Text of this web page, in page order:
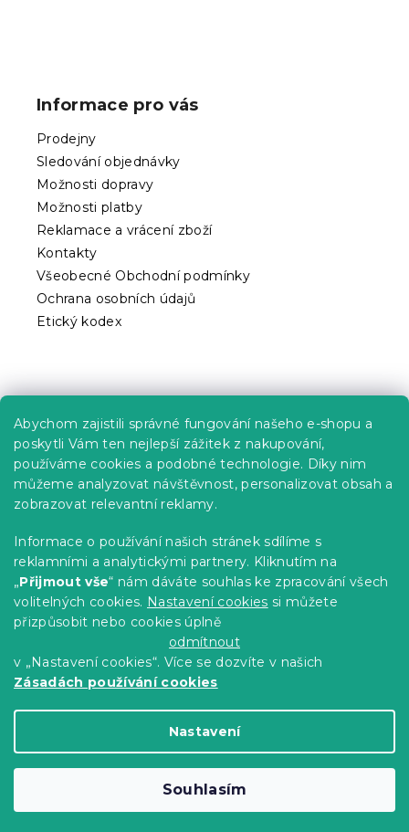
Abychom zajistili správné fungování našeho e-shopu a
poskytli Vám ten nejlepší zážitek z nakupování,
používáme cookies a podobné technologie. Díky nim
můžeme analyzovat návštěvnost, personalizovat obsah a
zobrazovat relevantní reklamy.
Informace o používání našich stránek sdílíme s
reklamními a analytickými partnery. Kliknutím na
„Přijmout vše“ nám dáváte souhlas ke zpracování všech
volitelných cookies. Nastavení cookies si můžete
přizpůsobit nebo cookies úplně
odmítnout
v „Nastavení cookies“. Více se dozvíte v našich
Zásadách používání cookies
Nastavení
Souhlasím
ý
i
s
Informace pro vás
Prodejny
Sledování objednávky
Možnosti dopravy
Možnosti platby
Reklamace a vrácení zboží
Kontakty
Všeobecné Obchodní podmínky
Ochrana osobních údajů
Etický kodex
Kariéra
Poptávky a B2B spolupráce
Proč se u nás registrovat?
Věrnostní program - Sleva až 10 %
Návody
Tabulky velikostí
Blog
Copyright 2026Výprodej povlečení. Všechna
práva vyhrazena.Upravit nastavení cookies